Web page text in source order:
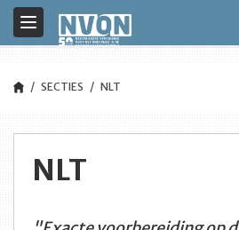
Toggle
navigation
SECTIES NLT
NLT